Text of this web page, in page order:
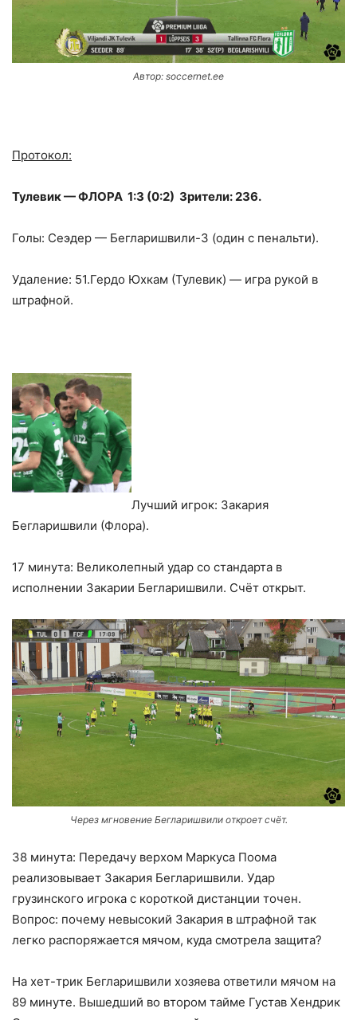
Автор: soccernet.ee
Протокол:
Тулевик — ФЛОРА 1:3 (0:2) Зрители: 236.
Голы: Сеэдер — Бегларишвили-3 (один с пенальти).
Удаление: 51.Гердо Юхкам (Тулевик) — игра рукой в
штрафной.
Лучший игрок: Закария
Бегларишвили (Флора).
17 минута: Великолепный удар со стандарта в
исполнении Закарии Бегларишвили. Счёт открыт.
Через мгновение Бегларишвили откроет счёт.
38 минута: Передачу верхом Маркуса Поома
реализовывает Закария Бегларишвили. Удар
грузинского игрока с короткой дистанции точен.
Вопрос: почему невысокий Закария в штрафной так
легко распоряжается мячом, куда смотрела защита?
На хет-трик Бегларишвили хозяева ответили мячом на
89 минуте. Вышедший во втором тайме Густав Хендрик